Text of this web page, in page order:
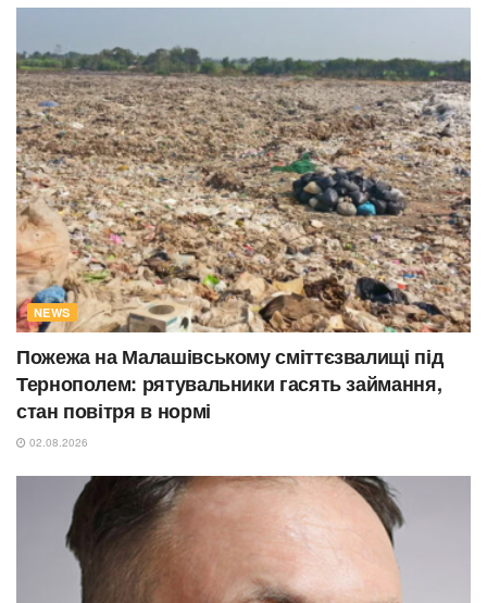
NEWS
Пожежа на Малашівському сміттєзвалищі під
Тернополем: рятувальники гасять займання,
стан повітря в нормі
02.08.2026